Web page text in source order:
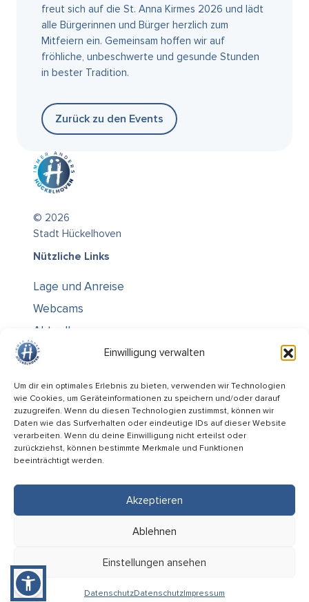
Einwilligung verwalten
Um dir ein optimales Erlebnis zu bieten, verwenden wir Technologien
wie Cookies, um Geräteinformationen zu speichern und/oder darauf
zuzugreifen. Wenn du diesen Technologien zustimmst, können wir
Daten wie das Surfverhalten oder eindeutige IDs auf dieser Website
verarbeiten. Wenn du deine Einwilligung nicht erteilst oder
zurückziehst, können bestimmte Merkmale und Funktionen
beeinträchtigt werden.
Akzeptieren
Ablehnen
Einstellungen ansehen
DatenschutzDatenschutzImpressum
freut sich auf die St. Anna Kirmes 2026 und lädt
alle Bürgerinnen und Bürger herzlich zum
Mitfeiern ein. Gemeinsam hoffen wir auf
fröhliche, unbeschwerte und gesunde Stunden
in bester Tradition.
Zurück zu den Events
© 2026
Stadt Hückelhoven
Nützliche Links
Lage und Anreise
Webcams
Aktuelles
Über uns
Kontakt / Öffnungszeiten
Alle Ämter
Stellenausschreibungen
Rechtliches
Informiert bleiben